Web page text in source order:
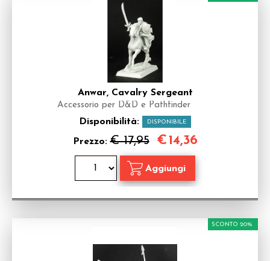
Anwar, Cavalry Sergeant
Accessorio per D&D e Pathfinder
Disponibilità: DISPONIBILE
Prezzo:€ 17,95 €14,36
SCONTO 20%